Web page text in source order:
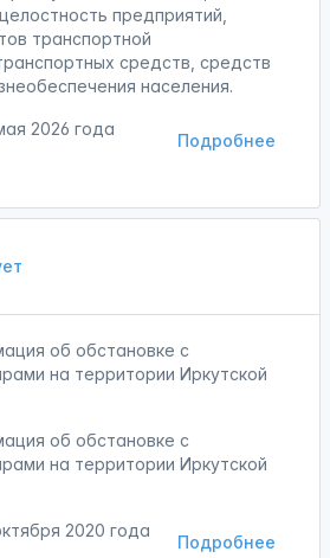
предприятий,
транспортной
средств, средств
населения.
Подробнее
2026 года
об обстановке с
на территории Иркутской
об обстановке с
на территории Иркутской
Подробнее
2020 года